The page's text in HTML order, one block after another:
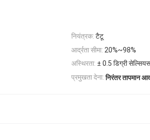
नियंत्रक: टैटू
आर्द्रता सीमा: 20%~98%
अस्थिरता: ± 0.5 डिग्री
प्रमुखता देना: निरंतर तापमान